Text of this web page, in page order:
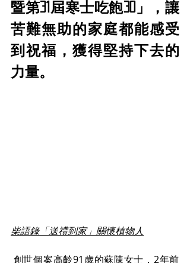
暨第31屆寒士吃飽30」，讓
苦難無助的家庭都能感受
到祝福，獲得堅持下去的
力量。
柴語錄「送禮到家」關懷植物人